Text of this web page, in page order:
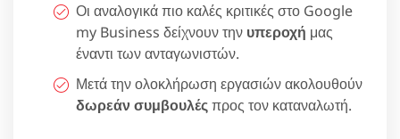
Οι αναλογικά πιο καλές κριτικές στο Google
my Business δείχνουν την υπεροχή μας
έναντι των ανταγωνιστών.
Μετά την ολοκλήρωση εργασιών ακολουθούν
δωρεάν συμβουλέςπρος τον καταναλωτή.